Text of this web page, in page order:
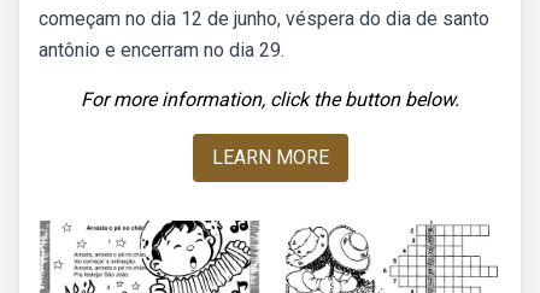
começam no dia 12 de junho, véspera do dia de santo
antônio e encerram no dia 29.
For more information, click the button below.
LEARN MORE